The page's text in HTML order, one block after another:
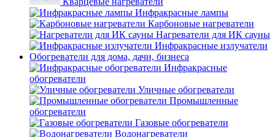
Инфракрасные лампы
Карбоновые нагреватели
Нагреватели для ИК сауны
Инфракрасные излучатели
Обогреватели для дома, дачи, бизнеса
Инфракрасные
обогреватели
Уличные обогреватели
Промышленные
обогреватели
Газовые обогреватели
Водонагреватели